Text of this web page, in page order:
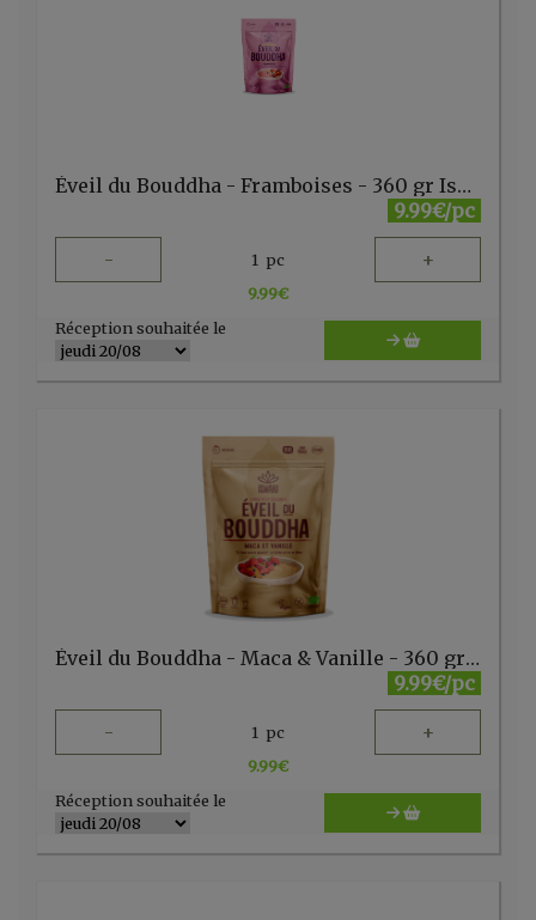
Éveil du Bouddha - Framboises - 360 gr Iswari
9.99€/pc
- 1 pc +
9.99€
Réception souhaitée le
Éveil du Bouddha - Maca & Vanille - 360 gr Iswari
9.99€/pc
- 1 pc +
9.99€
Réception souhaitée le